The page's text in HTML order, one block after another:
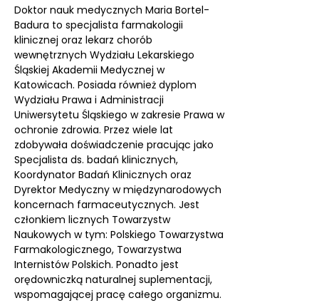
Doktor nauk medycznych Maria Bortel-
Badura to specjalista farmakologii
klinicznej oraz lekarz chorób
wewnętrznych Wydziału Lekarskiego
Śląskiej Akademii Medycznej w
Katowicach. Posiada również dyplom
Wydziału Prawa i Administracji
Uniwersytetu Śląskiego w zakresie Prawa w
ochronie zdrowia. Przez wiele lat
zdobywała doświadczenie pracując jako
Specjalista ds. badań klinicznych,
Koordynator Badań Klinicznych oraz
Dyrektor Medyczny w międzynarodowych
koncernach farmaceutycznych. Jest
członkiem licznych Towarzystw
Naukowych w tym: Polskiego Towarzystwa
Farmakologicznego, Towarzystwa
Internistów Polskich. Ponadto jest
orędowniczką naturalnej suplementacji,
wspomagającej pracę całego organizmu.